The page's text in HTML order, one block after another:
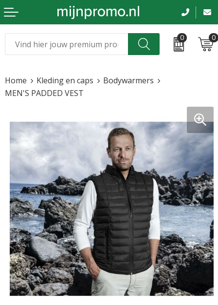
0 0
Kleding & caps
Werkkleding
Tassen en reizen
Beurs en evenementen
Bloemen en planten
Horeca
Sinterklaas
Home Kleding en caps
Bodywarmers
MEN'S PADDED VEST